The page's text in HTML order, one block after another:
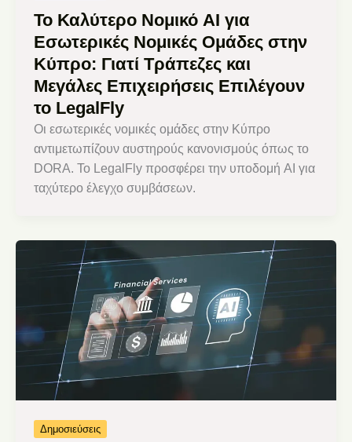
Το Καλύτερο Νομικό AI για
Εσωτερικές Νομικές Ομάδες στην
Κύπρο: Γιατί Τράπεζες και
Μεγάλες Επιχειρήσεις Επιλέγουν
το LegalFly
Οι εσωτερικές νομικές ομάδες στην Κύπρο
αντιμετωπίζουν αυστηρούς κανονισμούς όπως το
DORA. Το LegalFly προσφέρει την υποδομή AI για
ταχύτερο έλεγχο συμβάσεων.
Δημοσιεύσεις